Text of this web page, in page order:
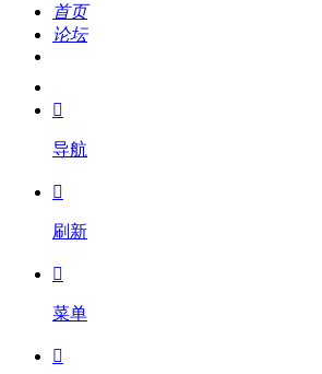
首页
论坛
我的

导航

刷新

菜单
